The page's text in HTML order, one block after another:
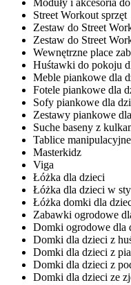
Moduły i akcesoria
Street Workout sprzęt
Zestaw do Street
Zestaw do Street
Wewnętrzne place
Huśtawki do pokoju
Meble piankowe dla
Fotele piankowe dla
Sofy piankowe dla
Zestawy piankowe
Suche baseny z
Tablice
Masterkidz
Viga
Łóżka dla dzieci
Łóżka dla dzieci w
Łóżka domki dla
Zabawki ogrodowe
Domki ogrodowe dla
Domki dla dzieci z
Domki dla dzieci z
Domki dla dzieci z
Domki dla dzieci ze